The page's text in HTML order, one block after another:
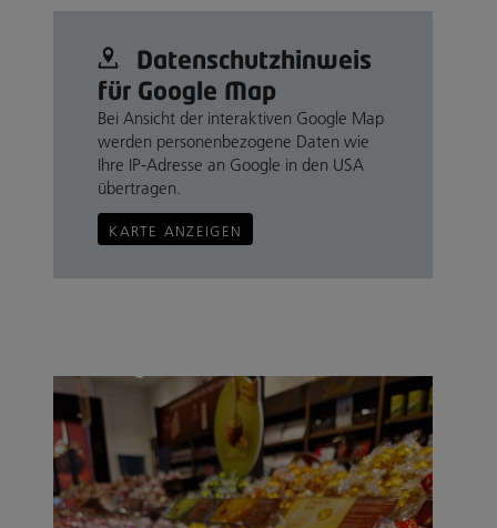
Datenschutz­hinweis
für Google Map
Bei Ansicht der interaktiven Google Map
werden personenbezogene Daten wie
Ihre IP-Adresse an Google in den USA
übertragen.
KARTE ANZEIGEN